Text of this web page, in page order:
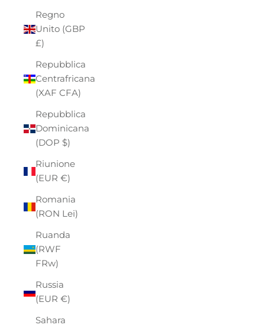
Regno
Unito (GBP
£)
Repubblica
Centrafricana
(XAF CFA)
Repubblica
Dominicana
(DOP $)
Riunione
(EUR €)
Romania
(RON Lei)
Ruanda
(RWF
FRw)
Russia
(EUR €)
Sahara